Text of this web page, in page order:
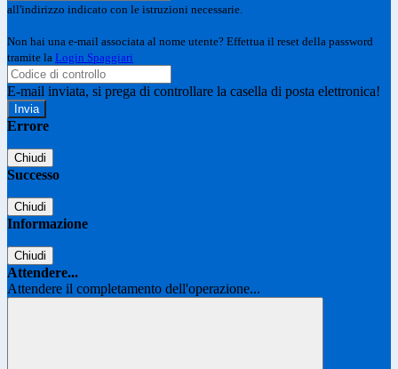
all'indirizzo indicato con le istruzioni necessarie.
Non hai una e-mail associata al nome utente? Effettua il reset della password
tramite la Login Spaggiari
E-mail inviata, si prega di controllare la casella di posta elettronica!
Errore
Chiudi
Successo
Chiudi
Informazione
Chiudi
Attendere...
Attendere il completamento dell'operazione...